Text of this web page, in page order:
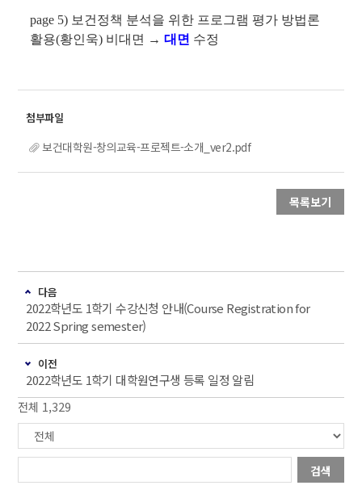
page 5) 보건정책 분석을 위한 프로그램 평가 방법론
활용(황인욱) 비대면 →대면 수정
보건대학원-창의교육-프로젝트-소개_ver2.pdf
목록보기
다음
2022학년도 1학기 수강신청 안내(Course Registration for
2022 Spring semester)
이전
2022학년도 1학기 대학원연구생 등록 일정 알림
전체 1,329
검색